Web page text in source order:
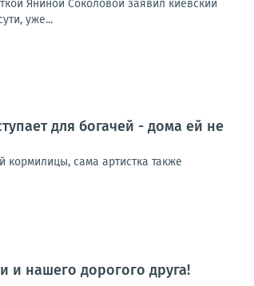
Яниной Соколовой заявил киевский
уже...
для богачей - дома ей не
кормилицы, сама артистка также
и нашего дорогого друга!